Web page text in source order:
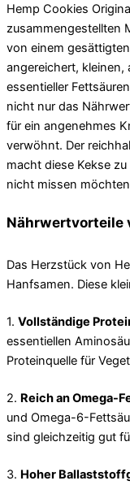
Hemp Cookies
zusammengestellten
von einem
angereichert, kleinen,
essentieller
nicht nur das
für ein angenehmes
verwöhnt. Der
macht diese Kekse
nicht missen
Nährwertvorteile
Das Herzstück von
Hanfsamen. Diese
1. Vollständige
essentiellen
Proteinquelle für
2. Reich an Omega-
und Omega-6-
sind gleichzeitig gut
3. Hoher